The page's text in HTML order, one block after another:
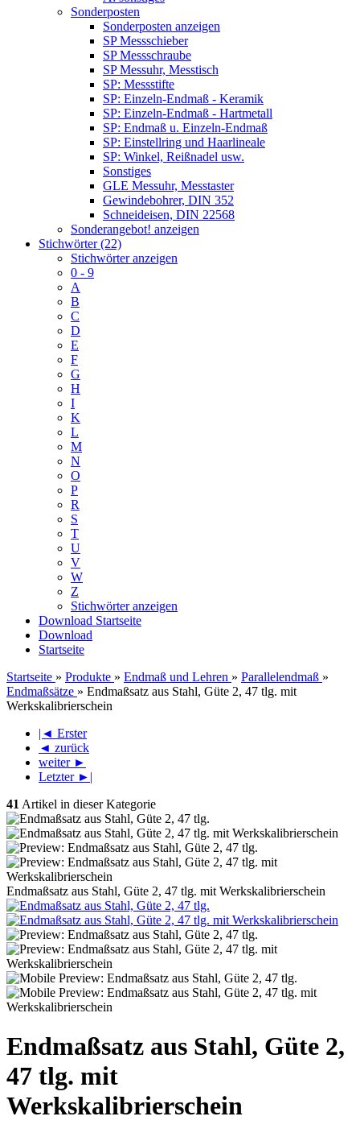
Sonderposten
Sonderposten anzeigen
SP Messschieber
SP Messschraube
SP Messuhr, Messtisch
SP: Messstifte
SP: Einzeln-Endmaß - Keramik
SP: Einzeln-Endmaß - Hartmetall
SP: Endmaß u. Einzeln-Endmaß
SP: Einstellring und Haarlineale
SP: Winkel, Reißnadel usw.
Sonstiges
GLE Messuhr, Messtaster
Gewindebohrer, DIN 352
Schneideisen, DIN 22568
Sonderangebot! anzeigen
Stichwörter (22)
Stichwörter anzeigen
0 - 9
A
B
C
D
E
F
G
H
I
K
L
M
N
O
P
R
S
T
U
V
W
Z
Stichwörter anzeigen
Download Startseite
Download
Startseite
Startseite » Produkte » Endmaß und Lehren » Parallelendmaß »
Endmaßsätze » Endmaßsatz aus Stahl, Güte 2, 47 tlg. mit
Werkskalibrierschein
|◄ Erster
◄ zurück
weiter ►
Letzter ►|
41 Artikel in dieser Kategorie
Endmaßsatz aus Stahl, Güte 2, 47 tlg. mit Werkskalibrierschein
Endmaßsatz aus Stahl, Güte 2,
47 tlg. mit
Werkskalibrierschein